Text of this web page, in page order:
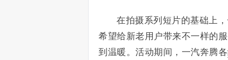
在拍摄系列短片的基础上
希望给新老用户带来不一样的
到温暖。活动期间，一汽奔腾各